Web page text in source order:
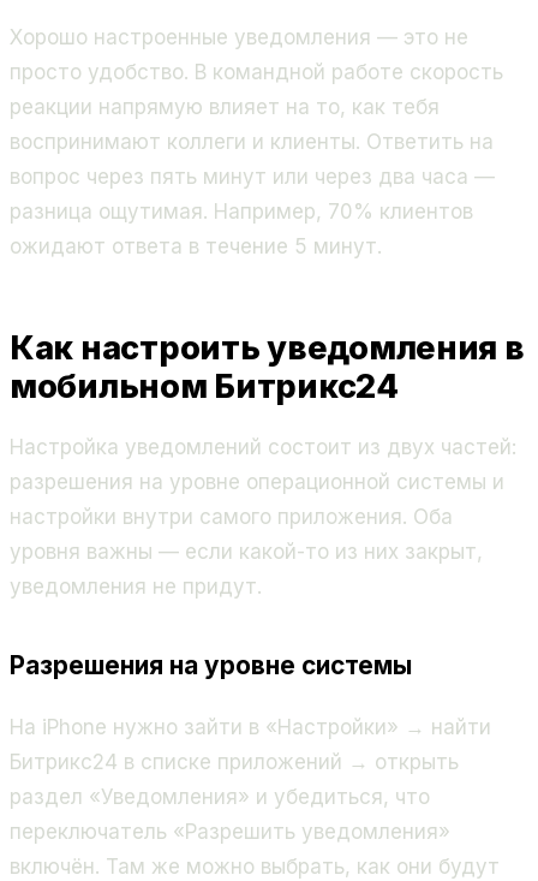
Хорошо настроенные уведомления — это не
просто удобство. В командной работе скорость
реакции напрямую влияет на то, как тебя
воспринимают коллеги и клиенты. Ответить на
вопрос через пять минут или через два часа —
разница ощутимая. Например, 70% клиентов
ожидают ответа в течение 5 минут.
Как настроить уведомления в
мобильном Битрикс24
Настройка уведомлений состоит из двух частей:
разрешения на уровне операционной системы и
настройки внутри самого приложения. Оба
уровня важны — если какой-то из них закрыт,
уведомления не придут.
Разрешения на уровне системы
На iPhone нужно зайти в «Настройки» → найти
Битрикс24 в списке приложений → открыть
раздел «Уведомления» и убедиться, что
переключатель «Разрешить уведомления»
включён. Там же можно выбрать, как они будут